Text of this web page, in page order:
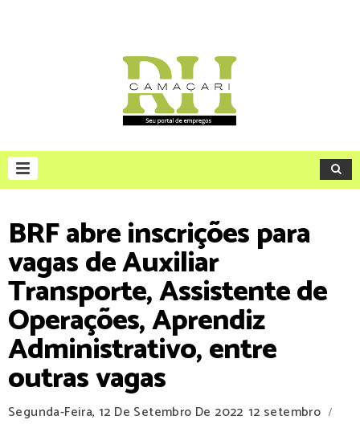
BRF abre inscrições para
vagas de Auxiliar
Transporte, Assistente de
Operações, Aprendiz
Administrativo, entre
outras vagas
Segunda-Feira, 12 De Setembro De 2022 12 setembro /